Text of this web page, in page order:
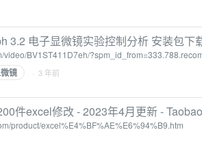
3.2 电子显微镜实验控制分析 安装包
video/BV1ST411D7eh/
镜 · 3 年前
件excel修改 - 2023年4月更新 - Taobao
product/excel%E4%BF%AE%E6%94%B9.htm